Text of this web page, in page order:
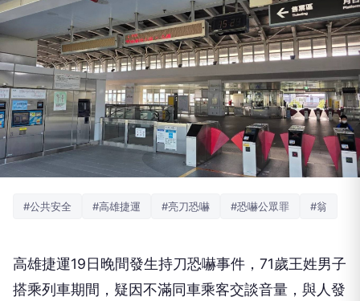
#公共安全 #高雄捷運 #亮刀恐嚇 #恐嚇公眾罪 #翁
高雄捷運19日晚間發生持刀恐嚇事件，71歲王姓男子
搭乘列車期間，疑因不滿同車乘客交談音量，與人發